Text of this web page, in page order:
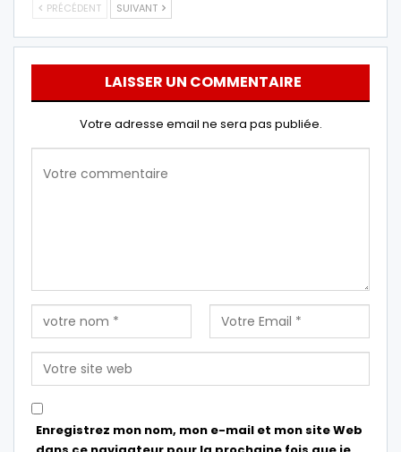
PRÉCÉDENT SUIVANT
LAISSER UN COMMENTAIRE
Votre adresse email ne sera pas publiée.
Enregistrez mon nom, mon e-mail et mon site Web